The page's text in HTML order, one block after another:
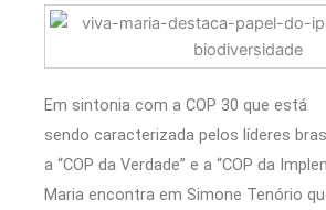
Em sintonia com a COP 30 que está
sendo caracterizada pelos líderes
a “COP da Verdade” e a “COP da
Maria encontra em Simone Tenório